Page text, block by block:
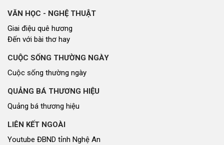
VĂN HỌC - NGHỆ THUẬT
Giai điệu quê hương
Đến với bài thơ hay
CUỘC SỐNG THƯỜNG NGÀY
Cuộc sống thường ngày
QUẢNG BÁ THƯƠNG HIỆU
Quảng bá thương hiệu
LIÊN KẾT NGOÀI
Youtube ĐBND tỉnh Nghệ An